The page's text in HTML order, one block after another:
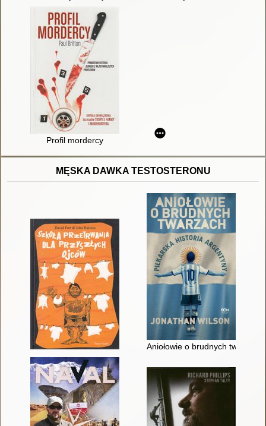
Profil mordercy
MĘSKA DAWKA TESTOSTERONU
Aniołowie o brudnych